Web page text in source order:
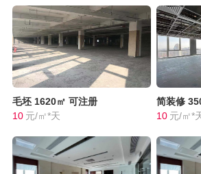
毛坯 1620㎡ 可注册
10 元/㎡*天
简装修
10 元/㎡*